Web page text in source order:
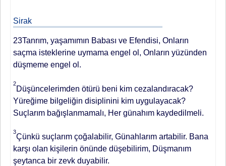
Sirak
23Tanrım, yaşamımın Babası ve Efendisi, Onların
saçma isteklerine uymama engel ol, Onların yüzünden
düşmeme engel ol.
2
Düşüncelerimden ötürü beni kim cezalandıracak?
Yüreğime bilgeliğin disiplinini kim uygulayacak?
Suçlarım bağışlanmamalı, Her günahım kaydedilmeli.
3
Çünkü suçlarım çoğalabilir, Günahlarım artabilir. Bana
karşı olan kişilerin önünde düşebilirim, Düşmanım
şeytanca bir zevk duyabilir.